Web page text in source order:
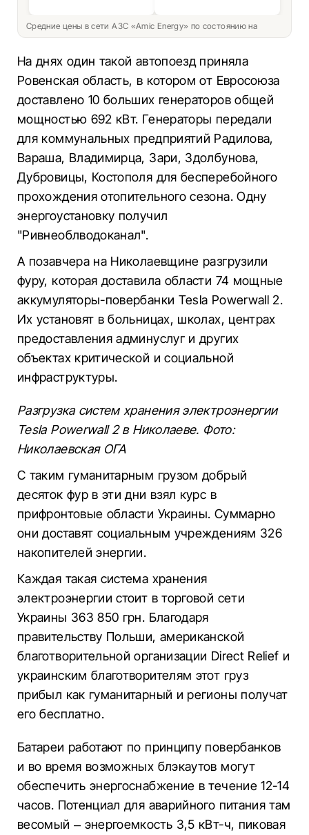
Средние цены в сети АЗС «Amic Energy» по состоянию на
На днях один такой автопоезд приняла
Ровенская область, в котором от Евросоюза
доставлено 10 больших генераторов общей
мощностью 692 кВт. Генераторы передали
для коммунальных предприятий Радилова,
Вараша, Владимирца, Зари, Здолбунова,
Дубровицы, Костополя для бесперебойного
прохождения отопительного сезона. Одну
энергоустановку получил
"Ривнеоблводоканал".
А позавчера на Николаевщине разгрузили
фуру, которая доставила области 74 мощные
аккумуляторы-повербанки Tesla Powerwall 2.
Их установят в больницах, школах, центрах
предоставления админуслуг и других
объектах критической и социальной
инфраструктуры.
Разгрузка систем хранения электроэнергии
Tesla Powerwall 2 в Николаеве. Фото:
Николаевская ОГА
С таким гуманитарным грузом добрый
десяток фур в эти дни взял курс в
прифронтовые области Украины. Суммарно
они доставят социальным учреждениям 326
накопителей энергии.
Каждая такая система хранения
электроэнергии стоит в торговой сети
Украины 363 850 грн. Благодаря
правительству Польши, американской
благотворительной организации Direct Relief и
украинским благотворителям этот груз
прибыл как гуманитарный и регионы получат
его бесплатно.
Батареи работают по принципу повербанков
и во время возможных блэкаутов могут
обеспечить энергоснабжение в течение 12-14
часов. Потенциал для аварийного питания там
весомый – энергоемкость 3,5 кВт-ч, пиковая